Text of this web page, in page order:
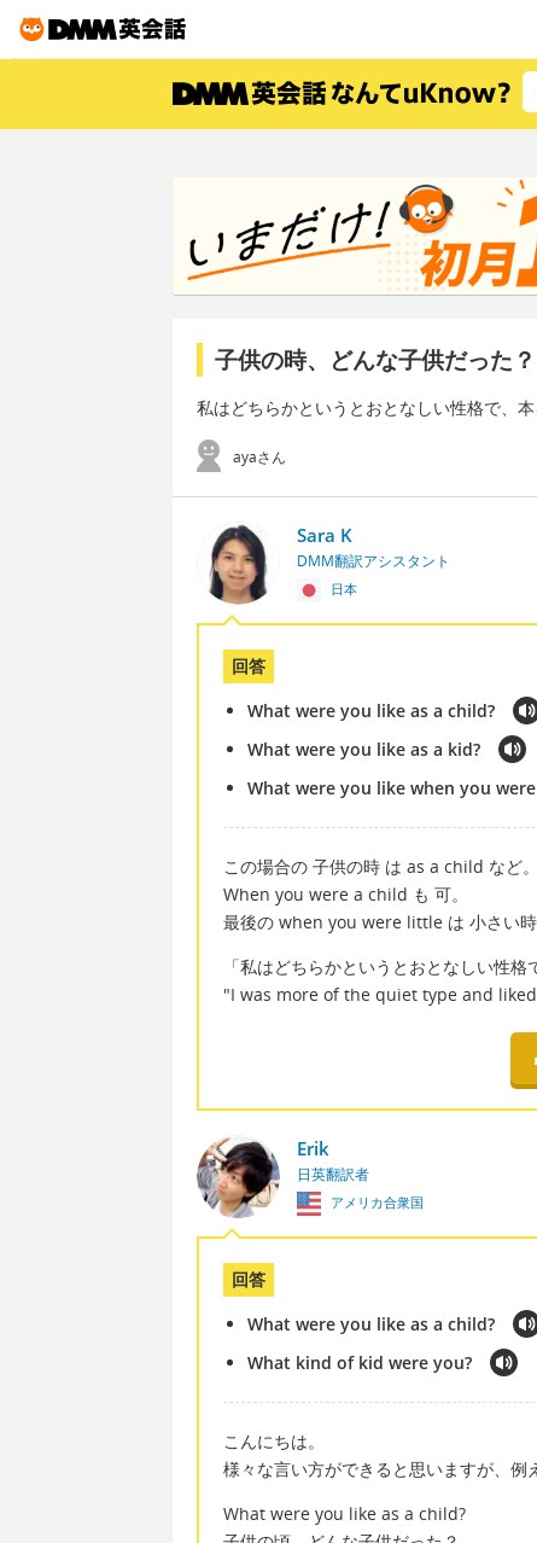
子供の時、どんな子供だった
私はどちらかというとおとなしい性格で、
ayaさん
Sara K
DMM翻訳アシスタント
日本
回答
What were you like as a child?
What were you like as a kid?
What were you like when you
この場合の 子供の時 は as a child など。
When you were a child も 可。
最後の when you were little は 小さい時
「私はどちらかというとおとなしい性
"I was more of the quiet type and
Erik
日英翻訳者
アメリカ合衆国
回答
What were you like as a child?
What kind of kid were you?
こんにちは。
様々な言い方ができると思いますが、例
What were you like as a child?